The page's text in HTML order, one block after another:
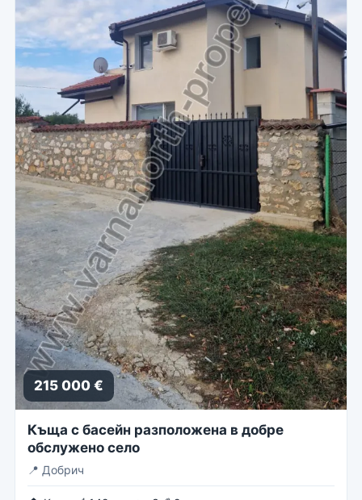
215 000 €
Къща с басейн разположена в добре
обслужено село
📍 Добрич